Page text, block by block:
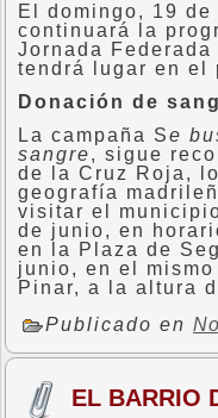
El domingo, 19
continuará la
Jornada
tendrá lugar en el
Donación de
La campaña Se
sangre, sigue
de la Cruz Roja,
geografía
visitar el
de junio, en
en la Plaza de
junio, en el
Pinar, a la altura
Publicado en
EL BARRIO